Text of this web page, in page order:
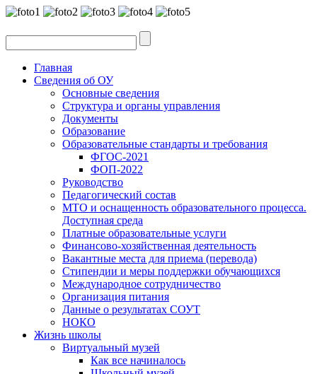
Главная
Сведения об ОУ
Основные сведения
Структура и органы управления
Документы
Образование
Образовательные стандарты и требования
ФГОС-2021
ФОП-2022
Руководство
Педагогический состав
МТО и оснащенность образовательного процесса.
Доступная среда
Платные образовательные услуги
Финансово-хозяйственная деятельность
Вакантные места для приема (перевода)
Стипендии и меры поддержки обучающихся
Международное сотрудничество
Организация питания
Данные о результатах СОУТ
НОКО
Жизнь школы
Виртуальный музей
Как все начиналось